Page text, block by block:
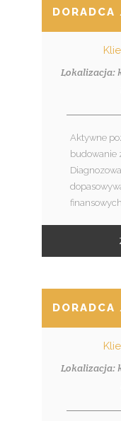
Aktywne
budowanie